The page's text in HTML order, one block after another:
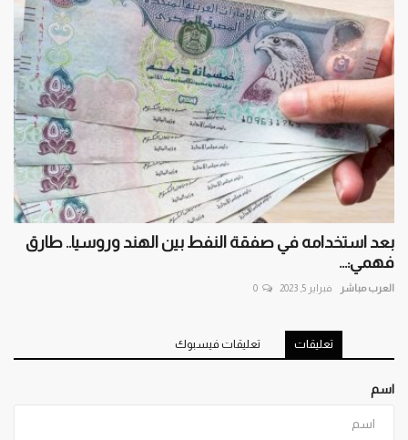
بعد استخدامه في صفقة النفط بين الهند وروسيا.. طارق
فهمي:...
العرب مباشر فبراير 5, 2023 0
تعليقات تعليقات فيسبوك
اسم